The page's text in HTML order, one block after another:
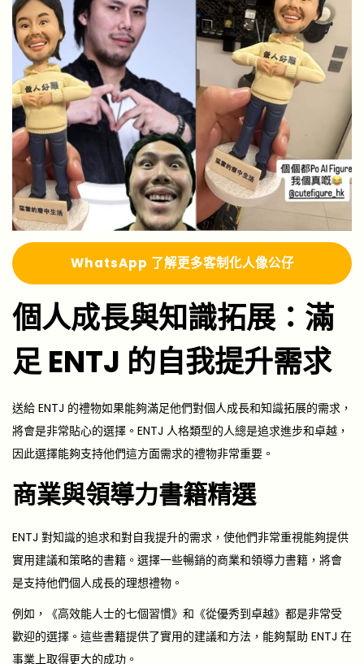
WhatsApp 了解更多客制化人像公仔
個人成長與知識拓展：滿
足 ENTJ 的自我提升需求
送給 ENTJ 的禮物如果能夠滿足他們對個人成長和知識拓展的需求，
將會是非常貼心的選擇。ENTJ 人格類型的人總是追求進步和卓越，
因此選擇能夠支持他們這方面需求的禮物非常重要。
商業與領導力書籍精選
ENTJ 對知識的追求和對自我提升的需求，使他們非常重視能夠提供
實用建議和策略的書籍。選擇一些暢銷的商業和領導力書籍，將會
是支持他們個人成長的理想禮物。
例如，《高效能人士的七個習慣》和《從優秀到卓越》都是非常受
歡迎的選擇。這些書籍提供了實用的建議和方法，能夠幫助 ENTJ 在
事業上取得更大的成功。